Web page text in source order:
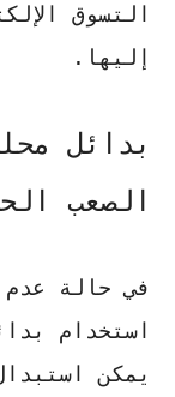
التسوق
إليها.
بدائل
الصعب
في حالة
استخدام
يمكن